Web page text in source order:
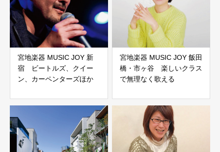
宮地楽器 MUSIC JOY 新
宿 ビートルズ、クイー
ン、カーペンターズほか
宮地楽器 MUSIC JOY 飯田
橋・市ヶ谷 楽しいクラス
で無理なく歌える